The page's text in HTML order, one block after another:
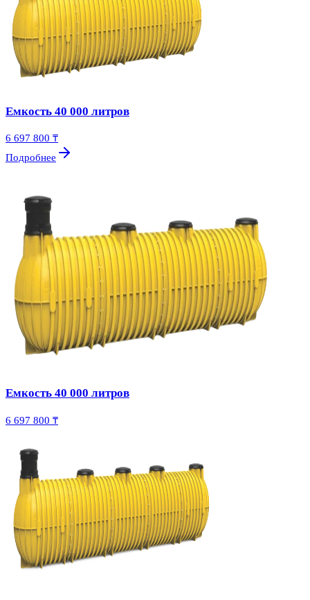
Емкость 40 000 литров
6 697 800 ₸
Подробнее
Емкость 40 000 литров
6 697 800 ₸